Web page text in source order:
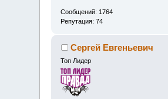
Сообщений: 1764
Репутация: 74
Сергей Евгеньевич
Топ Лидер